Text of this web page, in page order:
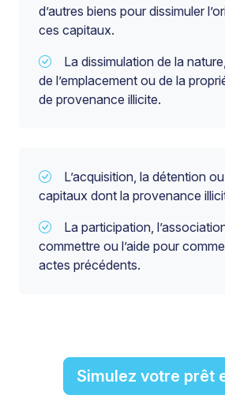
d’autres biens pour dissimuler
ces capitaux.
La dissimulation de la
de l’emplacement ou de la
de provenance illicite.
L’acquisition, la détention
capitaux dont la provenance
La participation,
commettre ou l’aide pour
actes précédents.
Simulez votre prêt